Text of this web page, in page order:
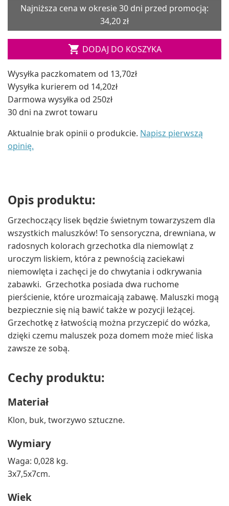
Najniższa cena w okresie 30 dni przed promocją:
34,20 zł
 DODAJ DO KOSZYKA
Wysyłka paczkomatem od 13,70zł
Wysyłka kurierem od 14,20zł
Darmowa wysyłka od 250zł
30 dni na zwrot towaru
Aktualnie brak opinii o produkcie. Napisz pierwszą
opinię.
Opis produktu:
Grzechoczący lisek będzie świetnym towarzyszem dla
wszystkich maluszków! To sensoryczna, drewniana, w
radosnych kolorach grzechotka dla niemowląt z
uroczym liskiem, która z pewnością zaciekawi
niemowlęta i zachęci je do chwytania i odkrywania
zabawki. Grzechotka posiada dwa ruchome
pierścienie, które urozmaicają zabawę. Maluszki mogą
bezpiecznie się nią bawić także w pozycji leżącej.
Grzechotkę z łatwością można przyczepić do wózka,
dzięki czemu maluszek poza domem może mieć liska
zawsze ze sobą.
Cechy produktu:
Materiał
Klon, buk, tworzywo sztuczne.
Wymiary
Waga: 0,028 kg.
3x7,5x7cm.
Wiek